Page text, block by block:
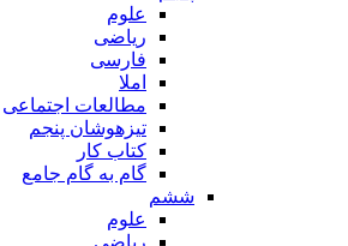
علوم
ریاضی
فارسی
املا
مطالعات اجتماعی
تیزهوشان پنجم
کتاب کار
گام به گام جامع
ششم
علوم
ریاضی